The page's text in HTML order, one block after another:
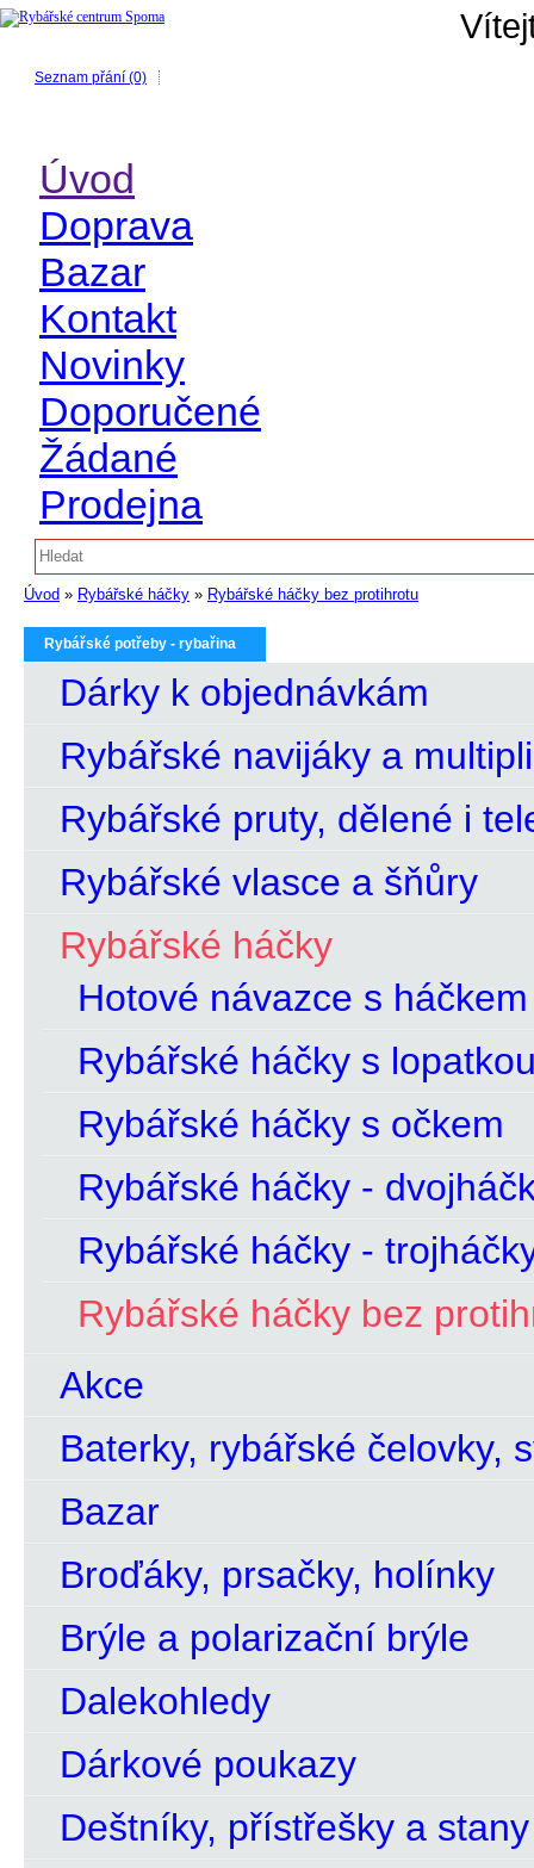
Seznam přání (0)
Úvod
Doprava
Bazar
Kontakt
Novinky
Doporučené
Žádané
Prodejna
Úvod » Rybářské háčky » Rybářské háčky bez protihrotu
Rybářské potřeby - rybařina
Dárky k objednávkám
Rybářské navijáky a
Rybářské pruty, dělené i
Rybářské vlasce a šňůry
Rybářské háčky
Hotové návazce s háčkem
Rybářské háčky s
Rybářské háčky s očkem
Rybářské háčky -
Rybářské háčky -
Rybářské háčky bez
Akce
Baterky, rybářské čelovky,
Bazar
Broďáky, prsačky, holínky
Brýle a polarizační brýle
Dalekohledy
Dárkové poukazy
Deštníky, přístřešky a stany